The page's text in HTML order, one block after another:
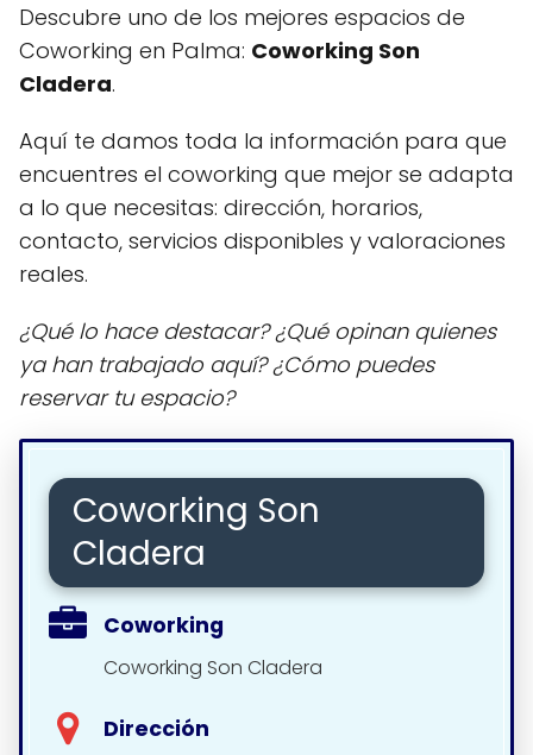
Descubre uno de los mejores espacios de
Coworking en Palma: Coworking Son
Cladera.
Aquí te damos toda la información para que
encuentres el coworking que mejor se adapta
a lo que necesitas: dirección, horarios,
contacto, servicios disponibles y valoraciones
reales.
¿Qué lo hace destacar? ¿Qué opinan quienes
ya han trabajado aquí? ¿Cómo puedes
reservar tu espacio?
Coworking Son
Cladera
Coworking
Coworking Son Cladera
Dirección